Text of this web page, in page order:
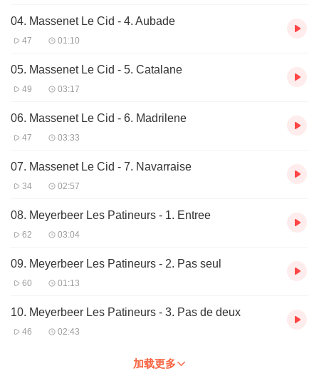
舞曲。
在《熙德》的芭蕾音乐中，却也有的是阳刚和火辣。
04. Massenet Le Cid - 4. Aubade
47 01:10
05. Massenet Le Cid - 5. Catalane
49 03:17
06. Massenet Le Cid - 6. Madrilene
47 03:33
07. Massenet Le Cid - 7. Navarraise
34 02:57
08. Meyerbeer Les Patineurs - 1. Entree
62 03:04
09. Meyerbeer Les Patineurs - 2. Pas seul
60 01:13
10. Meyerbeer Les Patineurs - 3. Pas de deux
46 02:43
加载更多